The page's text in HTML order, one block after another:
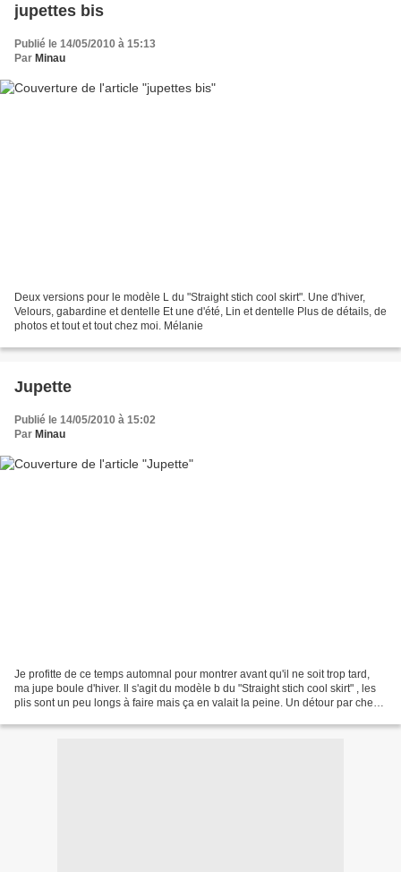
jupettes bis
Publié le 14/05/2010 à 15:13
Par Minau
Deux versions pour le modèle L du "Straight stich cool skirt". Une d'hiver,
Velours, gabardine et dentelle Et une d'été, Lin et dentelle Plus de détails, de
photos et tout et tout chez moi. Mélanie
Jupette
Publié le 14/05/2010 à 15:02
Par Minau
Je profitte de ce temps automnal pour montrer avant qu'il ne soit trop tard,
ma jupe boule d'hiver. Il s'agit du modèle b du "Straight stich cool skirt" , les
plis sont un peu longs à faire mais ça en valait la peine. Un détour par chez